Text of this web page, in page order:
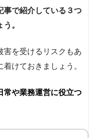
事で紹介している３つ
。
害を受けるリスクもあ
けておきましょう。
常や業務運営に役立つ